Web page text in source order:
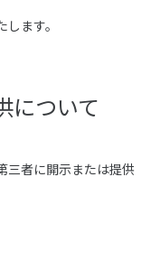
ます。
について
三者に開示または提供